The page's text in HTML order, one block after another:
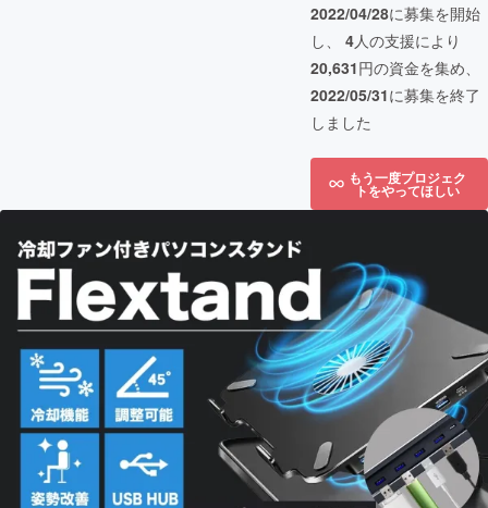
2022/04/28に募集を開始
し、 4人の支援により
20,631円の資金を集め、
2022/05/31に募集を終了
しました
もう一度プロジェク
トをやってほしい